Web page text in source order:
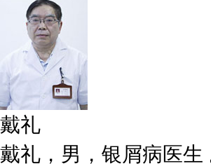
戴礼
戴礼，男，银屑病医生